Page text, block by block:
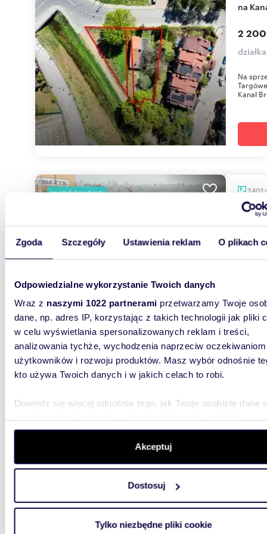
Zgoda Szczegóły Ustawienia reklam O plikach
Odpowiedzialne wykorzystanie Twoich danych
Wraz z naszymi 1022 partnerami przetwarzamy Twoje
dane, np. adres IP, korzystając z takich technologii jak pliki
w celu wyświetlania spersonalizowanych reklam i treści,
analizowania tychże, wychodzenia naprzeciw oczekiwaniom
użytkowników i rozwoju produktów. Masz wybór odnośnie
kto używa Twoich danych i w jakich celach to robi.
Dowiedz się więcej odnośnie tego, jak Twoje osobiste dane
szczegółów. W Deklaracji plików cookie możesz zmienić
wycofać swoją zgodę w dowolnej chwili.
aby oferować funkcje społecznościowe i analizować ruch w
witrynie. Informacje o tym, jak korzystasz z naszej witryny,
analitycznym. Partnerzy mogą połączyć te informacje z
Akceptuj
Dostosuj
Tylko niezbędne pliki cookie
na
2
Na
Kanał
WYRÓŻNIONE 2401
Działka inwestycyjna 2401 m² w Warszawie (MPZP
8
MPZP
WYRÓŻNIONE 6264
Działka 6264 m² z budynkiem i tarasem w Nowej
950